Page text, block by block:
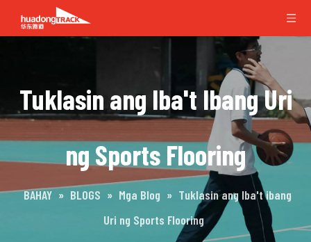
Tuklasin ang Iba't Ibang Uri
ng Sports Flooring
BAHAY » BLOGS » Mga Blog » Tuklasin ang Iba't ibang
Uri ng Sports Flooring